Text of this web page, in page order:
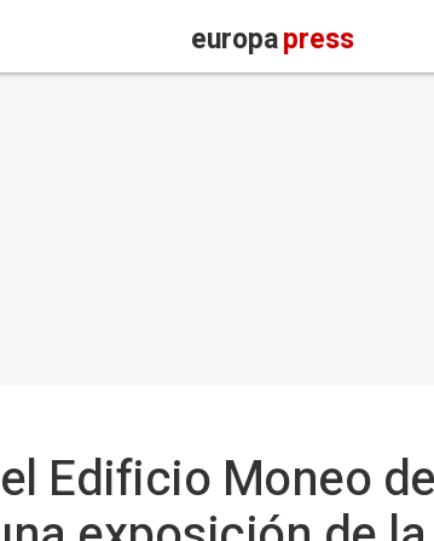
europapress
Edificio Moneo